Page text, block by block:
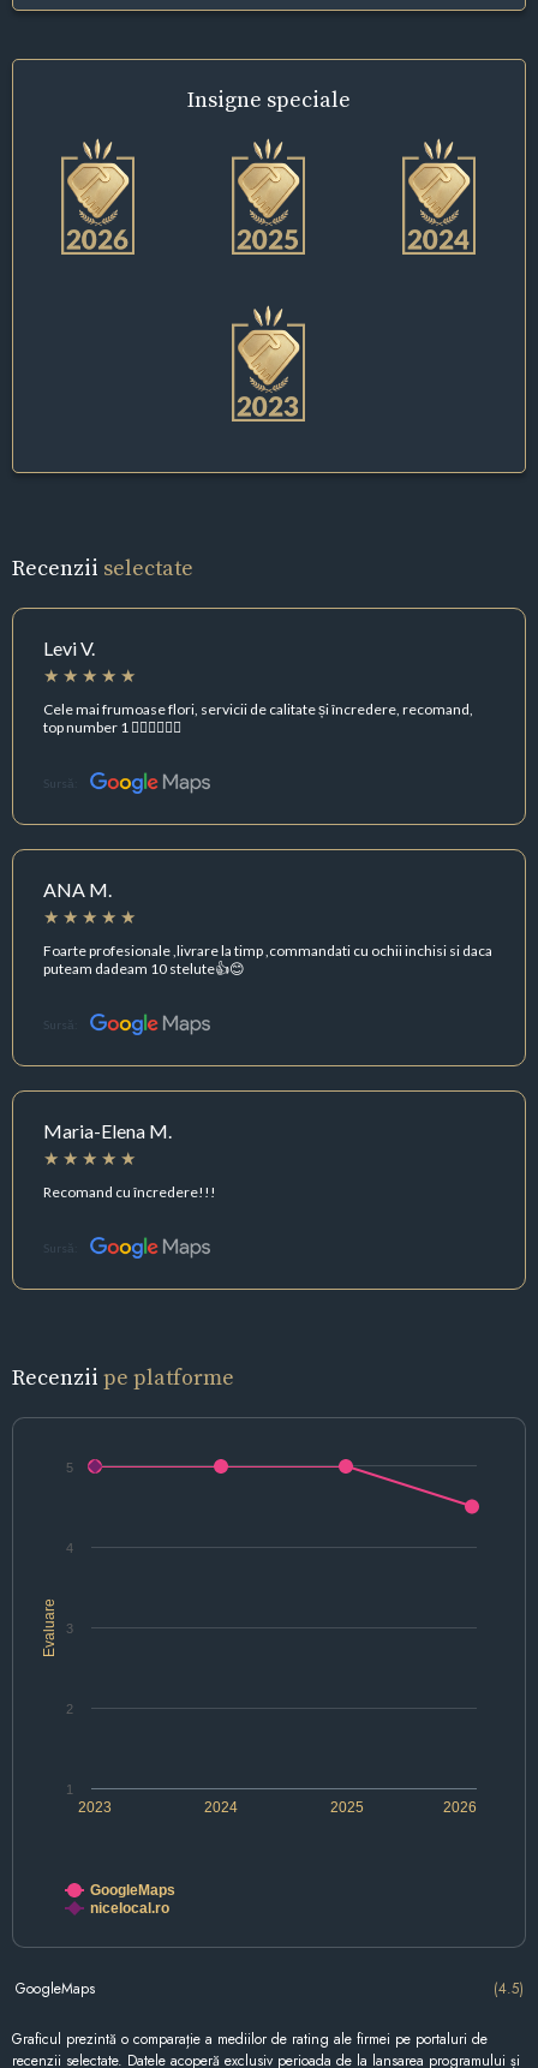
Insigne speciale
Recenzii selectate
Levi V.
Cele mai frumoase flori, servicii de calitate și încredere, recomand,
top number 1 👍🏻💪🏻💪🏻
Sursă:
ANA M.
Foarte profesionale ,livrare la timp ,commandati cu ochii inchisi si daca
puteam dadeam 10 stelute👍😊
Sursă:
Maria-Elena M.
Recomand cu încredere!!!
Sursă:
Recenzii pe platforme
Evaluare
2024 2026
2023 2025
1
2
3
4
5
GoogleMaps
nicelocal.ro
GoogleMaps (4.5)
Graficul prezintă o comparație a mediilor de rating ale firmei pe portaluri de
recenzii selectate. Datele acoperă exclusiv perioada de la lansarea programului și